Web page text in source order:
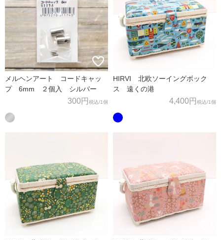
メルヘンアート コードキャッ
プ 6mm ２個入 シルバー
300円 税込/1個
HIRVI 北欧ソーイングボック
ス 遠くの港
4,400円 税込/1個